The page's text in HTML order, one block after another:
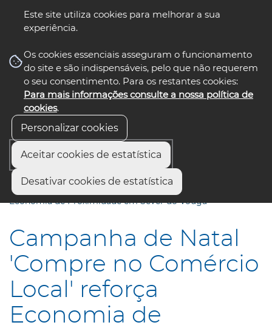
Este site utiliza cookies para melhorar a sua
experiência.
Os cookies essenciais asseguram o funcionamento
do site e são indispensáveis, pelo que não requerem
o seu consentimento. Para os restantes cookies:
Para mais informações consulte a nossa política de
cookies.
Personalizar cookies
Aceitar cookies de estatística
Desativar cookies de estatística
nos select language
Início
Campanha de Natal "Compre no Comércio Local" reforça
Economia de Proximidade em Sever do Vouga
Campanha de Natal
'Compre no Comércio
Local' reforça
Economia de